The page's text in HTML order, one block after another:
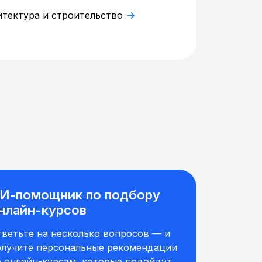
и строительство
помощник по подбору
курсов
на несколько вопросов — и
персональные рекомендации